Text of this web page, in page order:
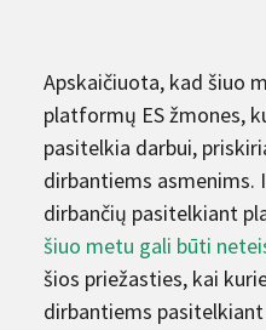
Apskaičiuota, kad šiuo
platformų ES žmones,
pasitelkia darbui,
dirbantiems asmenims.
dirbančių pasitelkiant
šiuo metu gali būti
šios priežasties, kai
dirbantiems